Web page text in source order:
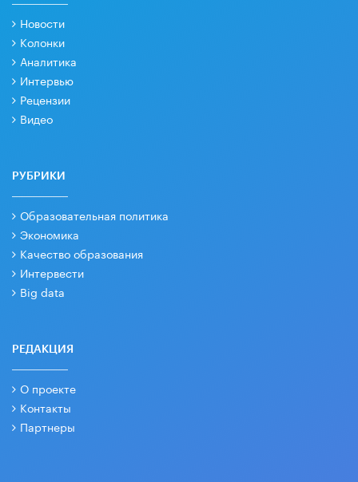
Новости
Колонки
Аналитика
Интервью
Рецензии
Видео
РУБРИКИ
Образовательная политика
Экономика
Качество образования
Интервести
Big data
РЕДАКЦИЯ
О проекте
Контакты
Партнеры